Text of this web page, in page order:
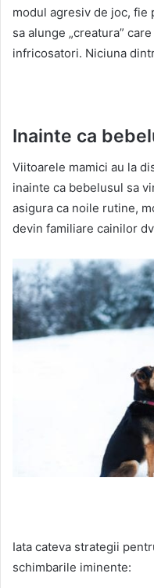
modul agresiv de joc, fie
sa alunge „creatura”
infricosatori. Niciuna
Inainte ca
Viitoarele mamici au la
inainte ca bebelusul sa
asigura ca noile rutine,
devin familiare cainilor
Iata cateva strategii
schimbarile iminente: